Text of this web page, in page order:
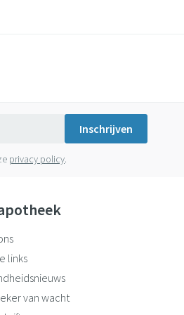
Inschrijven
privacy policy.
links
van wacht